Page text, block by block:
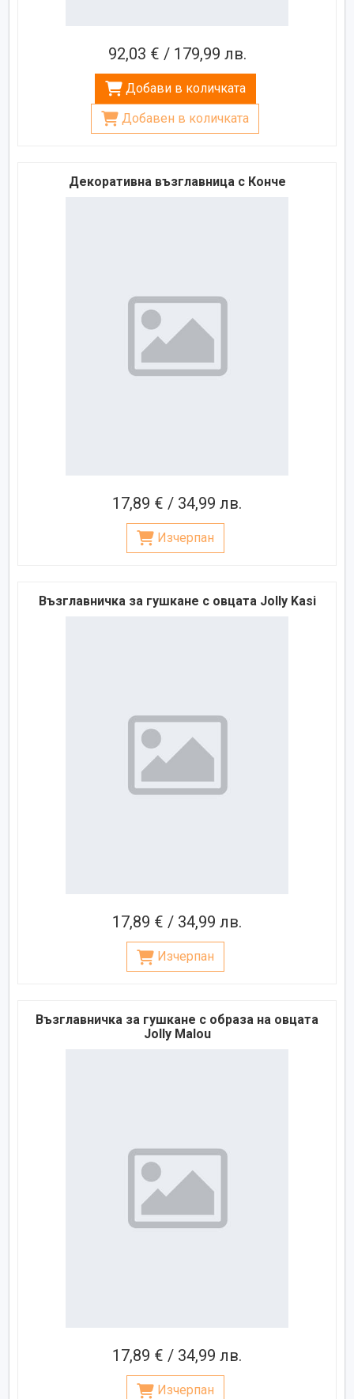
92,03 € / 179,99 лв.
Добави в количката
Добавен в количката
Декоративна възглавница с Конче
17,89 € / 34,99 лв.
Изчерпан
Възглавничка за гушкане с овцата Jolly Kasi
17,89 € / 34,99 лв.
Изчерпан
Възглавничка за гушкане с образа на овцата
Jolly Malou
17,89 € / 34,99 лв.
Изчерпан